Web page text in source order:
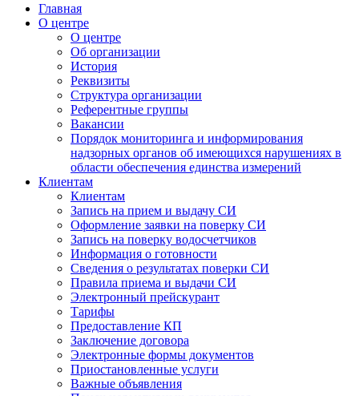
Главная
О центре
О центре
Об организации
История
Реквизиты
Структура организации
Референтные группы
Вакансии
Порядок мониторинга и информирования
надзорных органов об имеющихся нарушениях в
области обеспечения единства измерений
Клиентам
Клиентам
Запись на прием и выдачу СИ
Оформление заявки на поверку СИ
Запись на поверку водосчетчиков
Информация о готовности
Сведения о результатах поверки СИ
Правила приема и выдачи СИ
Электронный прейскурант
Тарифы
Предоставление КП
Заключение договора
Электронные формы документов
Приостановленные услуги
Важные объявления